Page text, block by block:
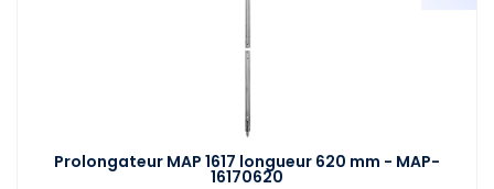
Prolongateur MAP 1617 longueur 620 mm - MAP-
16170620